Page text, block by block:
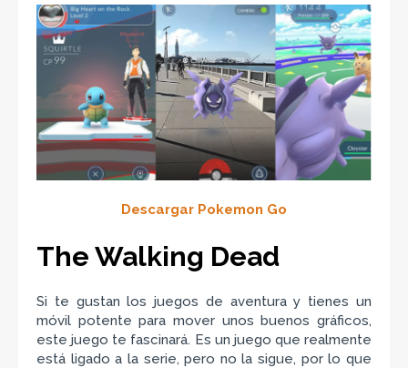
Descargar Pokemon Go
The Walking Dead
Si te gustan los juegos de aventura y tienes un
móvil potente para mover unos buenos gráficos,
este juego te fascinará. Es un juego que realmente
está ligado a la serie, pero no la sigue, por lo que